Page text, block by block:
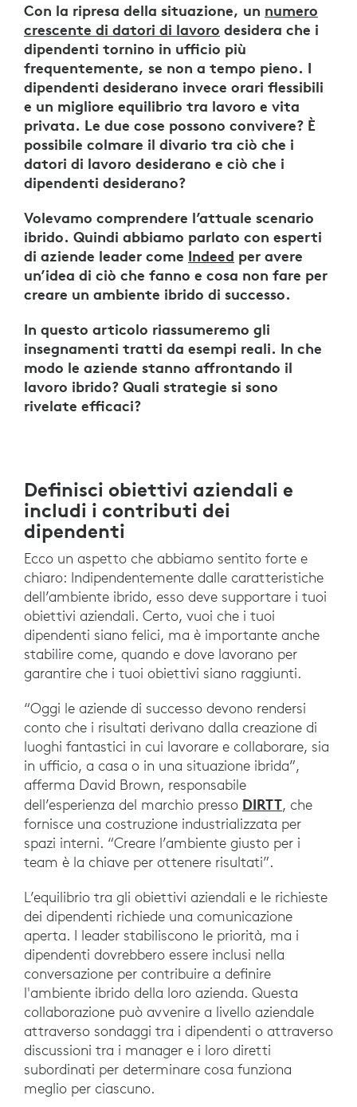
Con la ripresa della situazione, un numero
crescente di datori di lavoro desidera che i
dipendenti tornino in ufficio più
frequentemente, se non a tempo pieno. I
dipendenti desiderano invece orari flessibili
e un migliore equilibrio tra lavoro e vita
privata. Le due cose possono convivere? È
possibile colmare il divario tra ciò che i
datori di lavoro desiderano e ciò che i
dipendenti desiderano?
Volevamo comprendere l’attuale scenario
ibrido. Quindi abbiamo parlato con esperti
di aziende leader come Indeed per avere
un’idea di ciò che fanno e cosa non fare per
creare un ambiente ibrido di successo.
In questo articolo riassumeremo gli
insegnamenti tratti da esempi reali. In che
modo le aziende stanno affrontando il
lavoro ibrido? Quali strategie si sono
rivelate efficaci?
Definisci obiettivi aziendali e
includi i contributi dei
dipendenti
Ecco un aspetto che abbiamo sentito forte e
chiaro: Indipendentemente dalle caratteristiche
dell’ambiente ibrido, esso deve supportare i tuoi
obiettivi aziendali. Certo, vuoi che i tuoi
dipendenti siano felici, ma è importante anche
stabilire come, quando e dove lavorano per
garantire che i tuoi obiettivi siano raggiunti.
“Oggi le aziende di successo devono rendersi
conto che i risultati derivano dalla creazione di
luoghi fantastici in cui lavorare e collaborare, sia
in ufficio, a casa o in una situazione ibrida”,
afferma David Brown, responsabile
dell’esperienza del marchio presso DIRTT, che
fornisce una costruzione industrializzata per
spazi interni. “Creare l’ambiente giusto per i
team è la chiave per ottenere risultati”.
L’equilibrio tra gli obiettivi aziendali e le richieste
dei dipendenti richiede una comunicazione
aperta. I leader stabiliscono le priorità, ma i
dipendenti dovrebbero essere inclusi nella
conversazione per contribuire a definire
l'ambiente ibrido della loro azienda. Questa
collaborazione può avvenire a livello aziendale
attraverso sondaggi tra i dipendenti o attraverso
discussioni tra i manager e i loro diretti
subordinati per determinare cosa funziona
meglio per ciascuno.